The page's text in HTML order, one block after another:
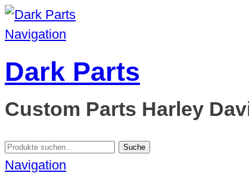
Navigation
Dark Parts
Custom Parts Harley
Suche
nach:
Suche
Navigation